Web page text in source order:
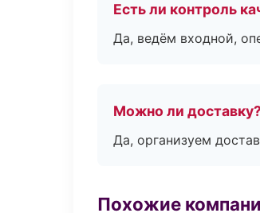
Есть ли контроль
Да, ведём входной,
Можно ли доставку?
Да, организуем
Похожие